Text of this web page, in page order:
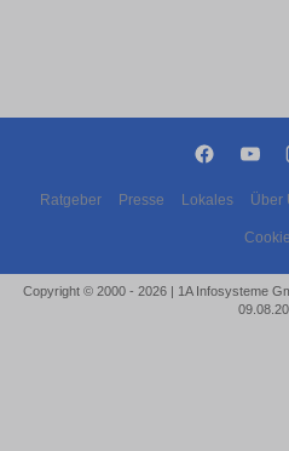
Ratgeber Presse Lokales Über
Copyright © 2000 - 2026 | 1A Infosysteme